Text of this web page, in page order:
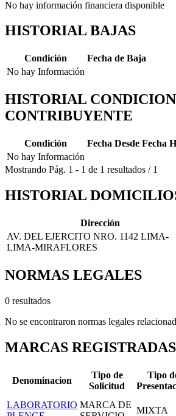
No hay información financiera disponible
HISTORIAL BAJAS
Condición
Fecha de Baja
No hay Información
HISTORIAL CONDICION
CONTRIBUYENTE
Condición Fecha Desde Fecha
No hay Información
Mostrando Pág. 1 - 1 de 1 resultados / 1
HISTORIAL
Dirección
AV. DEL EJERCITO NRO. 1142 LIMA-
LIMA-MIRAFLORES
NORMAS LEGALES
0 resultados
No se encontraron normas legales
MARCAS REGISTRADAS
Denominacion
Tipo de
Solicitud
Tipo
LABORATORIO MARCA DE
MIXTA